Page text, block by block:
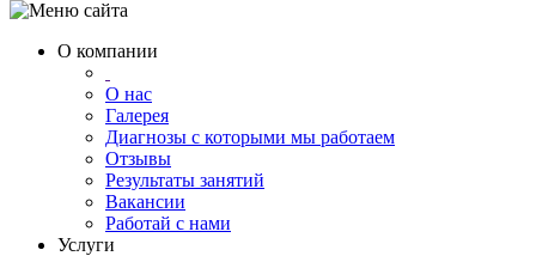
О компании
О нас
Галерея
Диагнозы с которыми мы работаем
Отзывы
Результаты занятий
Вакансии
Работай с нами
Услуги